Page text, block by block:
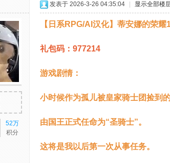
52万
积分
发表于 2026-3-26 04:35:04 显示全部楼
【日系RPG/AI汉化】蒂安娜的荣耀
礼包码：977214
游戏剧情：
小时候作为孤儿被皇家骑士团捡到
由国王正式任命为“圣骑士”。
这将是我以后第一次从事任务。